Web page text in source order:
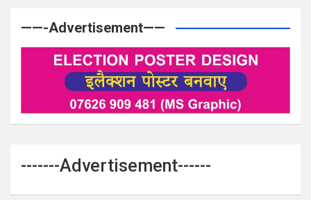
——-Advertisement——
-------Advertisement------